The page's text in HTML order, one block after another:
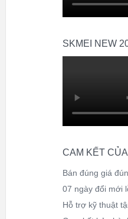
SKMEI NEW
CAM KẾT
Bán đúng giá
07 ngày đổi mới
Hỗ trợ kỹ thuật